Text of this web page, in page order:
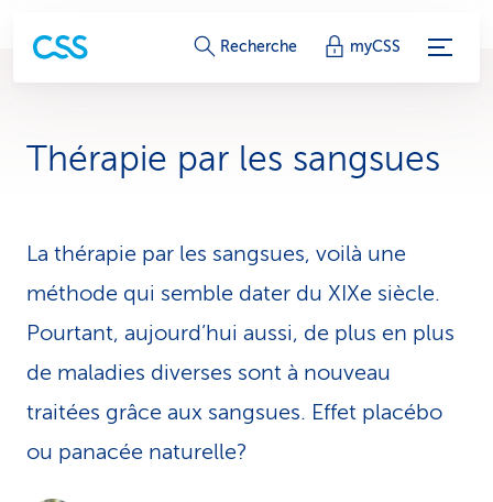
L
d
e
r
Recherche myCSS
Thérapie par les sangsues
La thérapie par les sangsues, voilà une
méthode qui semble dater du XIXe siècle.
Pourtant, aujourd’hui aussi, de plus en plus
de maladies diverses sont à nouveau
traitées grâce aux sangsues. Effet placébo
ou panacée naturelle?